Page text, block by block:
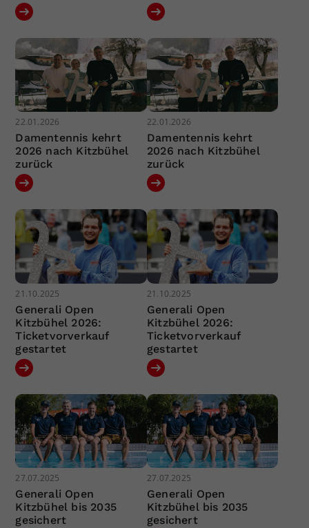
22.01.2026
Damentennis kehrt
2026 nach Kitzbühel
zurück
22.01.2026
Damentennis kehrt
2026 nach Kitzbühel
zurück
21.10.2025
Generali Open
Kitzbühel 2026:
Ticketvorverkauf
gestartet
21.10.2025
Generali Open
Kitzbühel 2026:
Ticketvorverkauf
gestartet
27.07.2025
Generali Open
Kitzbühel bis 2035
gesichert
27.07.2025
Generali Open
Kitzbühel bis 2035
gesichert